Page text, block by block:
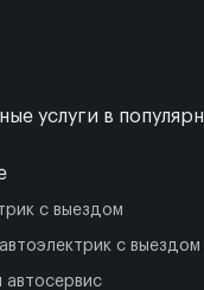
услуги в
с выездом
автоэлектрик с выездом
автосервис